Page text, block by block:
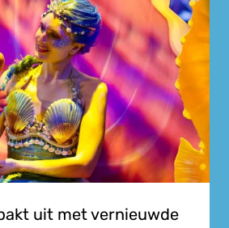
uit met vernieuwde